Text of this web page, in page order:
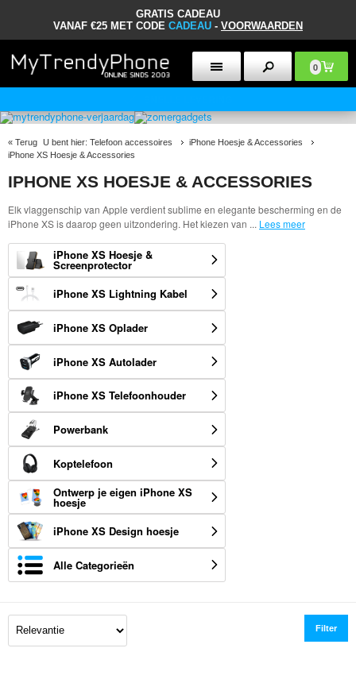
GRATIS CADEAU
VANAF €25 MET CODE CADEAU - VOORWAARDEN
0
« Terug U bent hier: Telefoon accessoires
iPhone Hoesje & Accessories
iPhone XS Hoesje & Accessories
IPHONE XS HOESJE & ACCESSORIES
Elk vlaggenschip van Apple verdient sublime en elegante bescherming en de
iPhone XS is daarop geen uitzondering. Het kiezen van ... Lees meer
iPhone XS Hoesje &
Screenprotector
iPhone XS Lightning Kabel
iPhone XS Oplader
iPhone XS Autolader
iPhone XS Telefoonhouder
Powerbank
Koptelefoon
Ontwerp je eigen iPhone XS
hoesje
iPhone XS Design hoesje
Alle Categorieën
Filter